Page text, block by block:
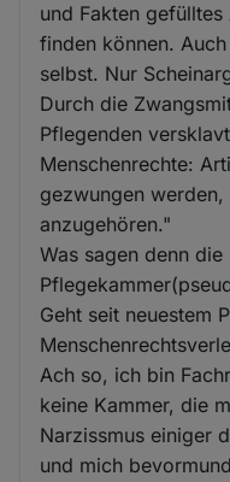
und Fakten
finden können.
selbst. Nur
Durch die
Pflegenden
Menschenrechte:
gezwungen werden,
anzugehören."
Was sagen denn die
Geht seit neuestem
Ach so, ich bin
keine Kammer, die
Narzissmus einiger
und mich